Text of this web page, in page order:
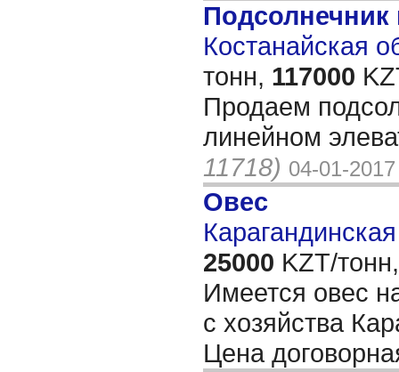
Костанайская
тонн, 117000
Продаем
линейном
11718) 04-01-2017
Овес
25000 KZT/тонн,
Имеется овес
с хозяйства
Цена